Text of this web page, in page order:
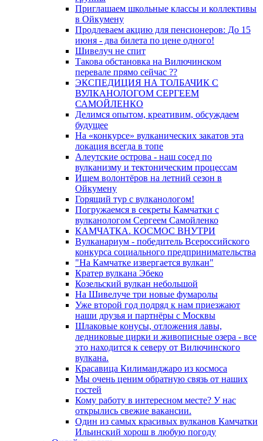
Приглашаем школьные классы и коллективы
в Ойкумену
Продлеваем акцию для пенсионеров: До 15
июня - два билета по цене одного!
Шивелуч не спит
Такова обстановка на Вилючинском
перевале прямо сейчас ??
ЭКСПЕДИЦИЯ НА ТОЛБАЧИК С
ВУЛКАНОЛОГОМ СЕРГЕЕМ
САМОЙЛЕНКО
Делимся опытом, креативим, обсуждаем
будущее
На «конкурсе» вулканических закатов эта
локация всегда в топе
Алеутские острова - наш сосед по
вулканизму и тектоническим процессам
Ищем волонтёров на летний сезон в
Ойкумену
Горящий тур с вулканологом!
Погружаемся в секреты Камчатки с
вулканологом Сергеем Самойленко
КАМЧАТКА. КОСМОС ВНУТРИ
Вулканариум - победитель Всероссийского
конкурса социального предпринимательства
"На Камчатке извергается вулкан"
Кратер вулкана Эбеко
Козельский вулкан небольшой
На Шивелуче три новые фумаролы
Уже второй год подряд к нам приезжают
наши друзья и партнёры с Москвы
Шлаковые конусы, отложения лавы,
ледниковые цирки и живописные озера - все
это находится к северу от Вилючинского
вулкана.
Красавица Килиманджаро из космоса
Мы очень ценим обратную связь от наших
гостей
Кому работу в интересном месте? У нас
открылись свежие вакансии.
Один из самых красивых вулканов Камчатки
Ильинский хорош в любую погоду